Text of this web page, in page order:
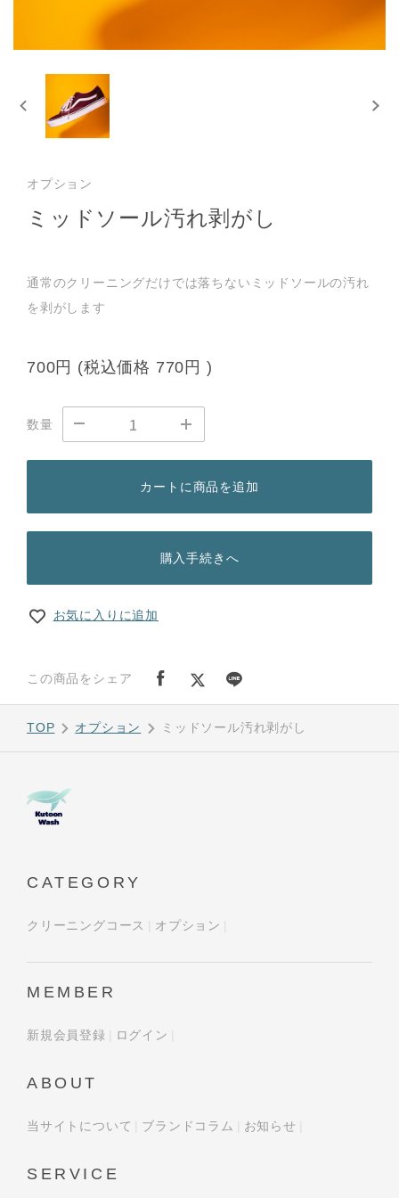
オプション
ミッドソール汚れ剥がし
通常のクリーニングだけでは落ちないミッドソールの汚れ
を剥がします
700円 (税込価格 770円 )
数量
カートに商品を追加
購入手続きへ
お気に入りに追加
この商品をシェア
TOP オプション ミッドソール汚れ剥がし
CATEGORY
クリーニングコース オプション
MEMBER
新規会員登録 ログイン
ABOUT
当サイトについて ブランドコラム お知らせ
SERVICE